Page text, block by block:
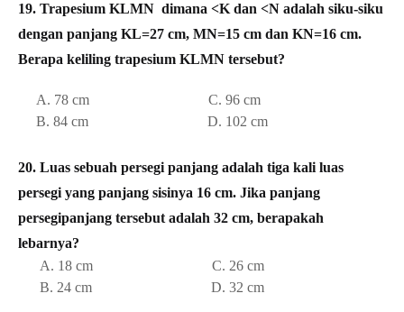
19. Trapesium KLMN dimana <K dan <N adalah siku-siku
dengan panjang KL=27 cm, MN=15 cm dan KN=16 cm.
Berapa keliling trapesium KLMN tersebut?
A. 78 cm C. 96 cm
B. 84 cm D. 102 cm
20. Luas sebuah persegi panjang adalah tiga kali luas
persegi yang panjang sisinya 16 cm. Jika panjang
persegipanjang tersebut adalah 32 cm, berapakah
lebarnya?
A. 18 cm C. 26 cm
B. 24 cm D. 32 cm